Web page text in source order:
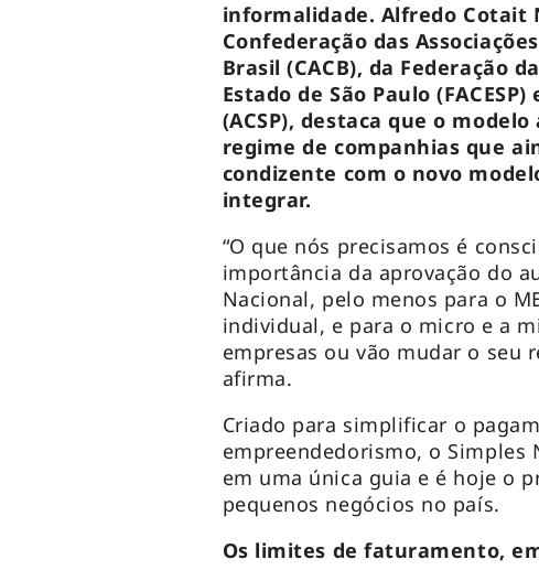
informalidade. Alfredo Cotait
Confederação das
Brasil (CACB), da Federação
Estado de São Paulo
(ACSP), destaca que o
regime de companhias que
condizente com o novo
integrar.
“O que nós precisamos é
importância da aprovação do
Nacional, pelo menos para o
individual, e para o micro e a
empresas ou vão mudar o seu
afirma.
Criado para simplificar o
empreendedorismo, o Simples
em uma única guia e é hoje o
pequenos negócios no país.
Os limites de faturamento,